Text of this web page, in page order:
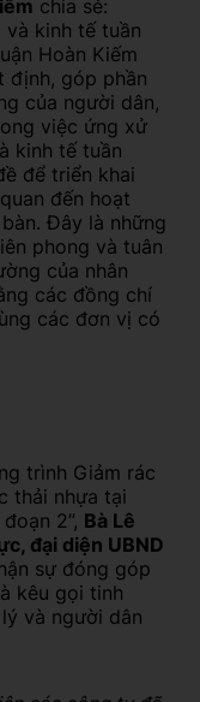
chia sẻ:
và kinh tế tuần
Hoàn Kiếm
định, góp phần
của người dân,
việc ứng xử
kinh tế tuần
để triển khai
đến hoạt
Đây là những
phong và tuân
của nhân
các đồng chí
các đơn vị có
trình Giảm rác
thải nhựa tại
2”, Bà Lê
đại diện UBND
sự đóng góp
kêu gọi tinh
và người dân